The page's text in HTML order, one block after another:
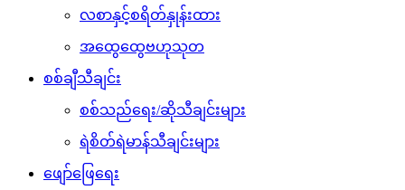
လစာနှင့်စရိတ်နှုန်းထား
အထွေထွေဗဟုသုတ
စစ်ချီသီချင်း
စစ်သည်ရေး/ဆိုသီချင်းများ
ရဲစိတ်ရဲမာန်သီချင်းများ
ဖျော်ဖြေရေး